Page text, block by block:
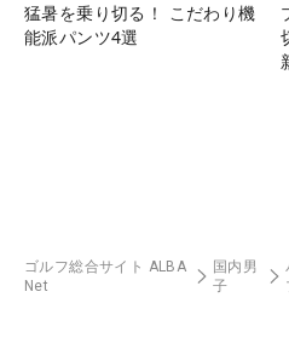
猛暑を乗り切る！ こだわり機
能派パンツ4選
ゴルフ総合サイト ALBA
Net
国内男
子